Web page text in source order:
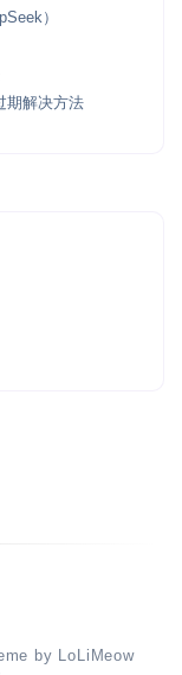
）
期解决方法
by LoLiMeow